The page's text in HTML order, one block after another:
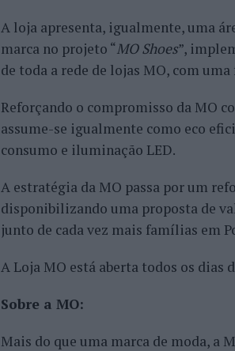
A loja apresenta, igualmente, uma
marca no projeto “MO Shoes”,
de toda a rede de lojas MO, com
Reforçando o compromisso da MO
assume-se igualmente como eco
consumo e iluminação LED.
A estratégia da MO passa por um
disponibilizando uma proposta de
junto de cada vez mais famílias em
A Loja MO está aberta todos os dias
Sobre a MO:
Mais do que uma marca de moda, a